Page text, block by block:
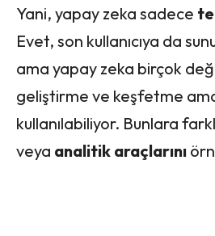
Yani, yapay zeka sadece
Evet, son kullanıcıya da
ama yapay zeka birçok
geliştirme ve keşfetme
kullanılabiliyor. Bunlara
veya analitik araçlarını